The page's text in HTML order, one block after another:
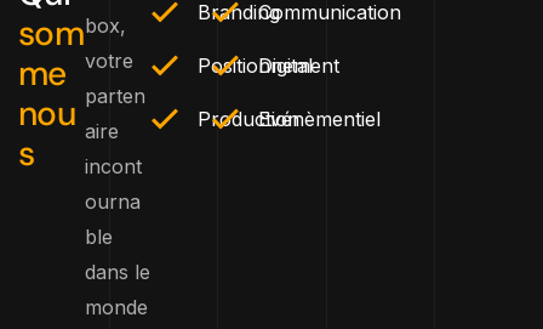
som
me
nou
s
box,
votre
parten
aire
incont
ourna
ble
dans le
monde
Branding
Positionnement
Production
Communication
Digital
Evénèmentiel